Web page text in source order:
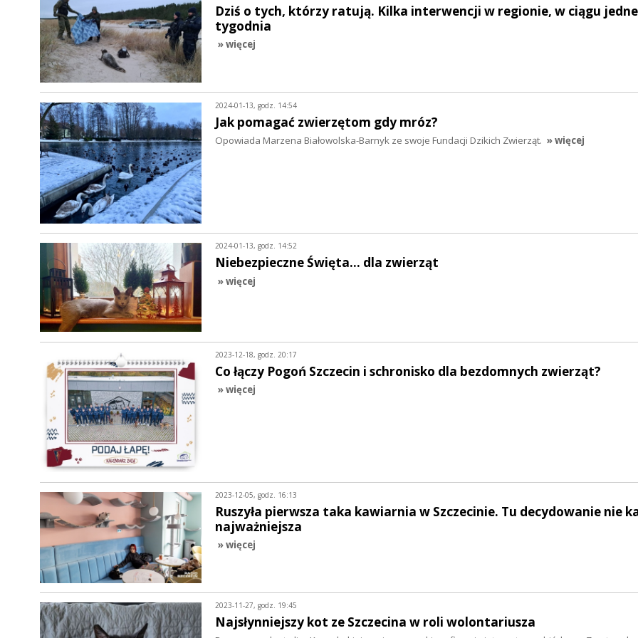
Dziś o tych, którzy ratują. Kilka interwencji w regionie, w ciągu
tygodnia
» więcej
2024-01-13, godz. 14:54
Jak pomagać zwierzętom gdy mróz?
Opowiada Marzena Białowolska-Barnyk ze swoje Fundacji Dzikich Zwierząt. » więcej
2024-01-13, godz. 14:52
Niebezpieczne Święta... dla zwierząt
» więcej
2023-12-18, godz. 20:17
Co łączy Pogoń Szczecin i schronisko dla bezdomnych zwierząt?
» więcej
2023-12-05, godz. 16:13
Ruszyła pierwsza taka kawiarnia w Szczecinie. Tu decydowanie nie
najważniejsza
» więcej
2023-11-27, godz. 19:45
Najsłynniejszy kot ze Szczecina w roli wolontariusza